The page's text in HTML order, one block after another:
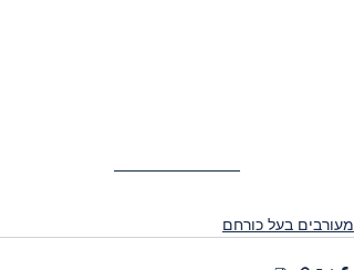
מעורבים בעל כורחם